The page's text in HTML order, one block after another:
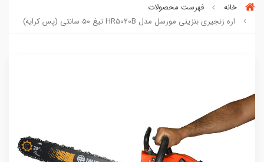
خانه
فهرست محصولات
اره زنجیری بنزینی مورسل مدل HR5020B تیغ ۵۰ سانتی (پس کرایه)